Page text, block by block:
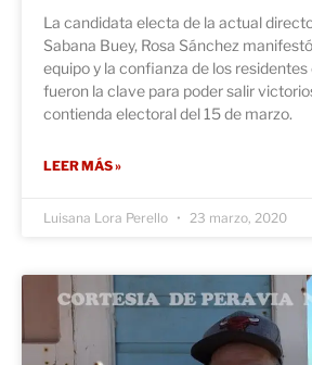
La candidata electa de la actual
Sabana Buey, Rosa Sánchez
equipo y la confianza de los residentes
fueron la clave para poder salir
contienda electoral del 15 de marzo.
LEER MÁS »
Luisana Lora Perello 23 marzo, 2020